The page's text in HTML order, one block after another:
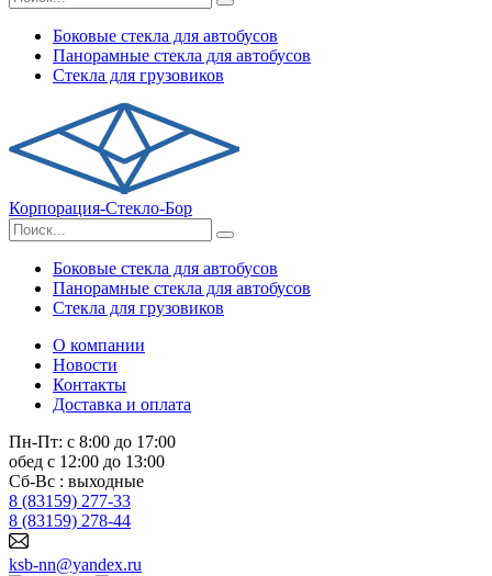
Боковые стекла для автобусов
Панорамные стекла для автобусов
Стекла для грузовиков
Корпорация-Стекло-Бор
Боковые стекла для автобусов
Панорамные стекла для автобусов
Стекла для грузовиков
О компании
Новости
Контакты
Доставка и оплата
Пн-Пт: с 8:00 до 17:00
обед с 12:00 до 13:00
Сб-Вс : выходные
8 (83159) 277-33
8 (83159) 278-44
ksb-nn@yandex.ru